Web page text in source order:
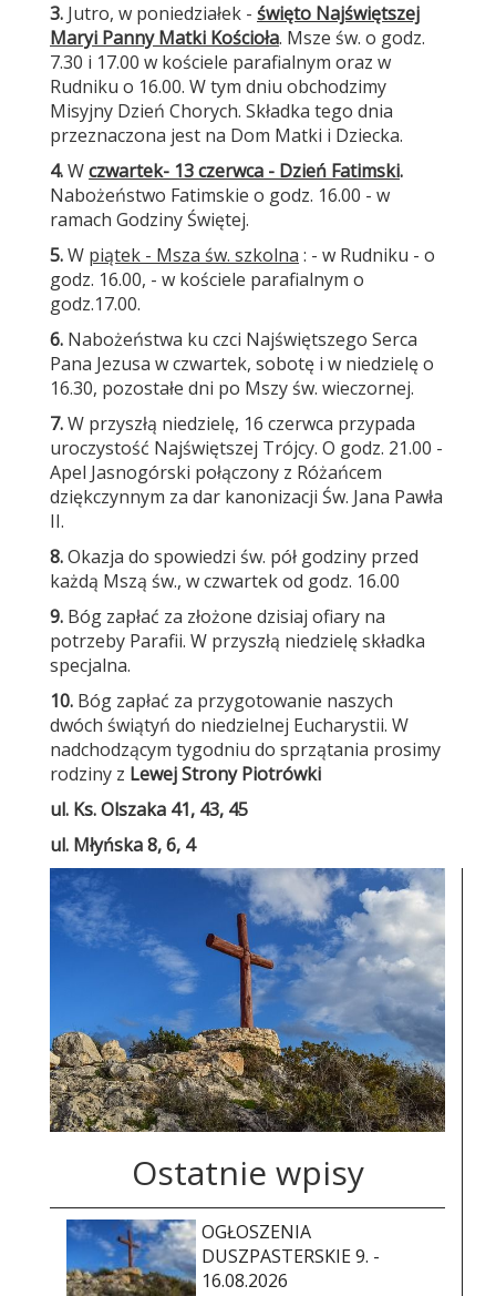
3. Jutro, w poniedziałek - święto Najświętszej
Maryi Panny Matki Kościoła. Msze św. o godz.
7.30 i 17.00 w kościele parafialnym oraz w
Rudniku o 16.00. W tym dniu obchodzimy
Misyjny Dzień Chorych. Składka tego dnia
przeznaczona jest na Dom Matki i Dziecka.
4.Wczwartek- 13 czerwca - Dzień Fatimski.
Nabożeństwo Fatimskie o godz. 16.00 - w
ramach Godziny Świętej.
5.W piątek - Msza św. szkolna : - w Rudniku - o
godz. 16.00, - w kościele parafialnym o
godz.17.00.
6. Nabożeństwa ku czci Najświętszego Serca
Pana Jezusa w czwartek, sobotę i w niedzielę o
16.30, pozostałe dni po Mszy św. wieczornej.
7.W przyszłą niedzielę, 16 czerwca przypada
uroczystość Najświętszej Trójcy. O godz. 21.00 -
Apel Jasnogórski połączony z Różańcem
dziękczynnym za dar kanonizacji Św. Jana Pawła
II.
8.Okazja do spowiedzi św. pół godziny przed
każdą Mszą św., w czwartek od godz. 16.00
9. Bóg zapłać za złożone dzisiaj ofiary na
potrzeby Parafii. W przyszłą niedzielę składka
specjalna.
10. Bóg zapłać za przygotowanie naszych
dwóch świątyń do niedzielnej Eucharystii. W
nadchodzącym tygodniu do sprzątania prosimy
rodziny z Lewej Strony Piotrówki
ul. Ks. Olszaka 41, 43, 45
ul. Młyńska 8, 6, 4
Ostatnie wpisy
OGŁOSZENIA
DUSZPASTERSKIE 9. -
16.08.2026